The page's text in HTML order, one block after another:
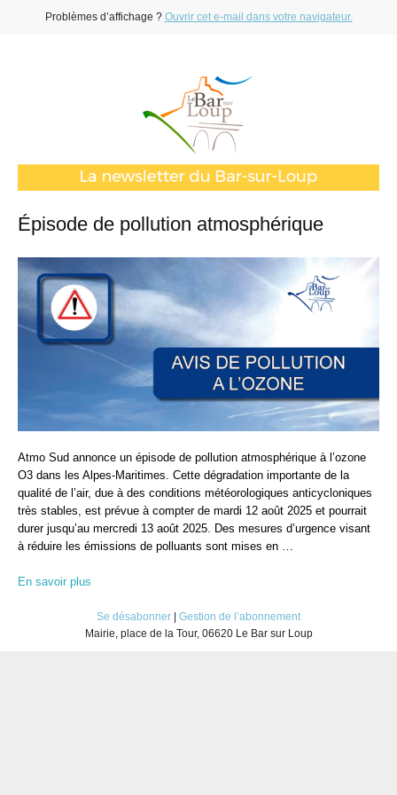
Problèmes d’affichage ? Ouvrir cet e-mail dans votre navigateur.
Épisode de pollution atmosphérique
Atmo Sud annonce un épisode de pollution atmosphérique à l’ozone
O3 dans les Alpes-Maritimes. Cette dégradation importante de la
qualité de l’air, due à des conditions météorologiques anticycloniques
très stables, est prévue à compter de mardi 12 août 2025 et pourrait
durer jusqu’au mercredi 13 août 2025. Des mesures d’urgence visant
à réduire les émissions de polluants sont mises en …
En savoir plus
Se désabonner
Gestion de l’abonnement
Mairie, place de la Tour, 06620 Le Bar sur Loup